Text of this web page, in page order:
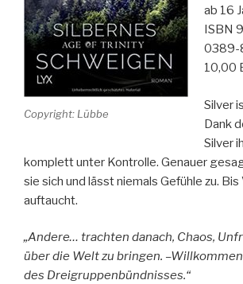
Copyright: Lübbe
ab 16
ISBN
0389-
10,00
Silver
Dank
Silver
komplett unter Kontrolle. Genauer
sie sich und lässt niemals Gefühle zu. Bis
auftaucht.
„Andere… trachten danach, Chaos,
über die Welt zu bringen.
des Dreigruppenbündnisses.“